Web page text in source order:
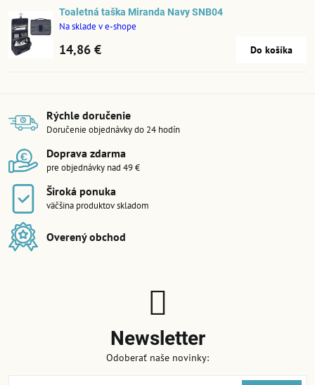
Toaletná taška Miranda Navy SNB04
Na sklade v e-shope
14,86 € Do košíka
Rýchle doručenie
Doručenie objednávky do 24 hodín
Doprava zdarma
pre objednávky nad 49 €
Široká ponuka
väčšina produktov skladom
Overený obchod
Newsletter
Odoberať naše novinky: